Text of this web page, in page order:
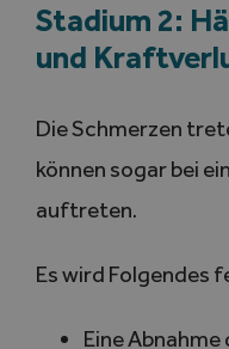
Stadium 2:
und
Die Schmerzen
können sogar bei
auftreten.
Es wird Folgendes
Eine